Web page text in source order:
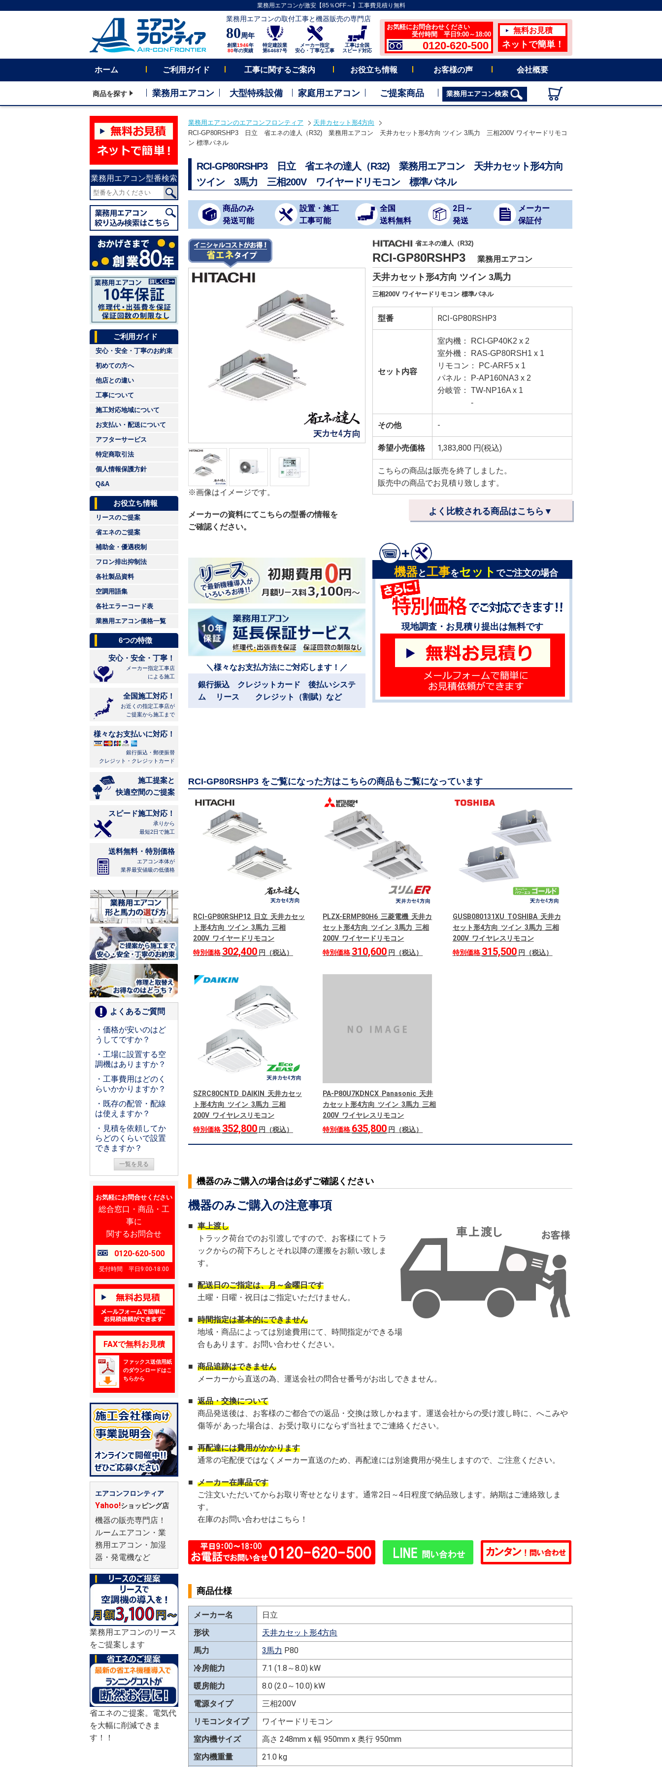
業務用エアコンが激安【85％OFF～】工事費見積り無料
業務用エアコンの取付工事と機器販売の専門店
80周年
創業1946年
80年の実績
特定建設業
第64687号
メーカー指定
安心・丁寧な工事
工事は全国
スピード対応
お気軽にお問合わせください
受付時間 平日9:00～18:00
0120-620-500
無料お見積
ネットで簡単！
ホーム ご利用ガイド 工事に関するご案内 お役立ち情報 お客様の声 会社概要
商品を探す 業務用エアコン 大型特殊設備 家庭用エアコン ご提案商品 業務用エアコン検索
業務用エアコン型番検索
ご利用ガイド
安心・安全・丁寧のお約束
初めての方へ
他店との違い
工事について
施工対応地域について
お支払い・配送について
アフターサービス
特定商取引法
個人情報保護方針
Q&A
お役立ち情報
リースのご提案
省エネのご提案
補助金・優遇税制
フロン排出抑制法
各社製品資料
空調用語集
各社エラーコード表
業務用エアコン価格一覧
6つの特徴
安心・安全・丁寧！
メーカー指定工事店
による施工
全国施工対応！
お近くの指定工事店が
ご提案から施工まで
様々なお支払いに対応！
銀行振込・郵便振替
クレジット・クレジットカード
施工提案と
快適空間のご提案
スピード施工対応！
承りから
最短2日で施工
送料無料・特別価格
エアコン本体が
業界最安値級の低価格
よくあるご質問
・価格が安いのはど
うしてですか？
・工場に設置する空
調機はありますか？
・工事費用はどのく
らいかかりますか？
・既存の配管・配線
は使えますか？
・見積を依頼してか
らどのくらいで設置
できますか？
一覧を見る
お気軽にお問合せください
総合窓口・商品・工
事に
関するお問合せ
0120-620-500
受付時間 平日9:00-18:00
FAXで無料お見積
ファックス送信用紙
のダウンロードはこ
ちらから
エアコンフロンティア
Yahoo!ショッピング店
機器の販売専門店！
ルームエアコン・業
務用エアコン・加湿
器・発電機など
業務用エアコンのリース
をご提案します
省エネのご提案。電気代
を大幅に削減できま
す！！
業務用エアコンのエアコンフロンティア
天井カセット形4方向
RCI-GP80RSHP3 日立 省エネの達人（R32) 業務用エアコン 天井カセット形4方向 ツイン 3馬力 三相200V ワイヤードリモコ
ン 標準パネル
RCI-GP80RSHP3 日立 省エネの達人（R32) 業務用エアコン 天井カセット形4方向
ツイン 3馬力 三相200V ワイヤードリモコン 標準パネル
商品のみ
発送可能
設置・施工
工事可能
全国
送料無料
2日～
発送
メーカー
保証付
※画像はイメージです。
メーカーの資料にてこちらの型番の情報を
ご確認ください。
省エネの達人（R32)
RCI-GP80RSHP3 業務用エアコン
天井カセット形4方向 ツイン 3馬力
三相200V ワイヤードリモコン 標準パネル
型番 RCI-GP80RSHP3
セット内容
室内機： RCI-GP40K2 x 2
室外機： RAS-GP80RSH1 x 1
リモコン： PC-ARF5 x 1
パネル： P-AP160NA3 x 2
分岐管： TW-NP16A x 1
-
その他 -
希望小売価格 1,383,800 円(税込)
こちらの商品は販売を終了しました。
販売中の商品でお見積り致します。
よく比較される商品はこちら▼
＼様々なお支払方法にご対応します！／
銀行振込 クレジットカード 後払いシステ
ム リース クレジット（割賦）など
機器と工事をセット でご注文の場合
現地調査・お見積り提出は無料です
RCI-GP80RSHP3 をご覧になった方はこちらの商品もご覧になっています
RCI-GP80RSHP12 日立 天井カセッ
ト形4方向 ツイン 3馬力 三相
200V ワイヤードリモコン
特別価格 302,400 円（税込）
PLZX-ERMP80H6 三菱電機 天井カ
セット形4方向 ツイン 3馬力 三相
200V ワイヤードリモコン
特別価格 310,600 円（税込）
GUSB080131XU TOSHIBA 天井カ
セット形4方向 ツイン 3馬力 三相
200V ワイヤレスリモコン
特別価格 315,500円（税込）
SZRC80CNTD DAIKIN 天井カセッ
ト形4方向 ツイン 3馬力 三相
200V ワイヤレスリモコン
特別価格 352,800 円（税込）
PA-P80U7KDNCX Panasonic 天井
カセット形4方向 ツイン 3馬力 三相
200V ワイヤレスリモコン
特別価格 635,800 円（税込）
機器のみご購入の場合は必ずご確認ください
機器のみご購入の注意事項
■ 車上渡し
トラック荷台でのお引渡しですので、お客様にてトラ
ックからの荷下ろしとそれ以降の運搬をお願い致しま
す。
■ 配送日のご指定は、月～金曜日です
土曜・日曜・祝日はご指定いただけません。
■ 時間指定は基本的にできません
地域・商品によっては別途費用にて、時間指定ができる場
合もあります。お問い合わせください。
■ 商品追跡はできません
メーカーから直送の為、運送会社の問合せ番号がお出しできません。
■ 返品・交換について
商品発送後は、お客様のご都合での返品・交換は致しかねます。運送会社からの受け渡し時に、へこみや
傷等が あった場合は、お受け取りにならず当社までご連絡ください。
■ 再配達には費用がかかります
通常の宅配便ではなくメーカー直送のため、再配達には別途費用が発生しますので、ご注意ください。
■ メーカー在庫品です
ご注文いただいてからお取り寄せとなります。通常2日～4日程度で納品致します。納期はご連絡致しま
す。
在庫のお問い合わせはこちら！
商品仕様
メーカー名
日立
形状
天井カセット形4方向
馬力
3馬力 P80
冷房能力
7.1 (1.8～8.0) kW
暖房能力
8.0 (2.0～10.0) kW
電源タイプ
三相200V
リモコンタイプ
ワイヤードリモコン
室内機サイズ
高さ 248mm x 幅 950mm x 奥行 950mm
室内機重量
21.0 kg